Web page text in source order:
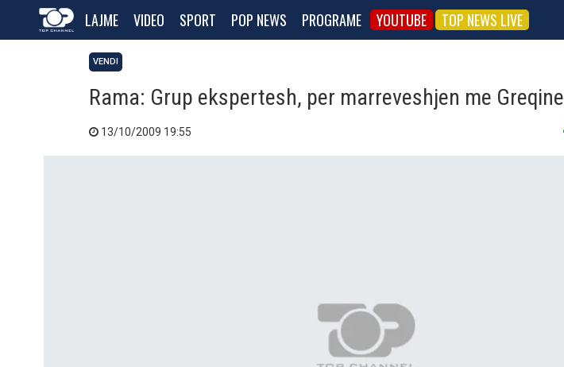
LAJME VIDEO SPORT POP NEWS PROGRAME YOUTUBE TOP NEWS LIVE
VENDI
Rama: Grup ekspertesh, per marreveshjen me Greqine
13/10/2009 19:55